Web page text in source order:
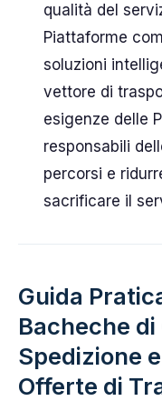
qualità del
Piattaforme
soluzioni
vettore di
esigenze delle
responsabili
percorsi e
sacrificare il
Guida
Bacheche
Spedizione
Offerte di